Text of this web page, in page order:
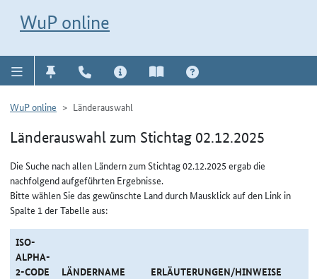
WuP online
WuP online Länderauswahl
Länderauswahl zum Stichtag 02.12.2025
Die Suche nach allen Ländern zum Stichtag 02.12.2025 ergab die
nachfolgend aufgeführten Ergebnisse.
Bitte wählen Sie das gewünschte Land durch Mausklick auf den Link in
Spalte 1 der Tabelle aus:
ISO-
ALPHA-
2-CODE
LÄNDERNAME
ERLÄUTERUNGEN/HINWEISE